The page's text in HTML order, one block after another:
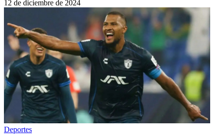
12 de diciembre de 2024
Deportes